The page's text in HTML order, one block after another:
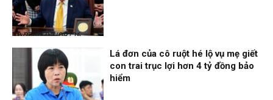
Thời sự
07/08/26, 10:27
Lá đơn của cô ruột hé lộ vụ mẹ giết
con trai trục lợi hơn 4 tỷ đồng bảo
hiểm